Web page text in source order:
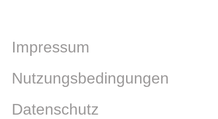
Impressum
Nutzungsbedingungen
Datenschutz